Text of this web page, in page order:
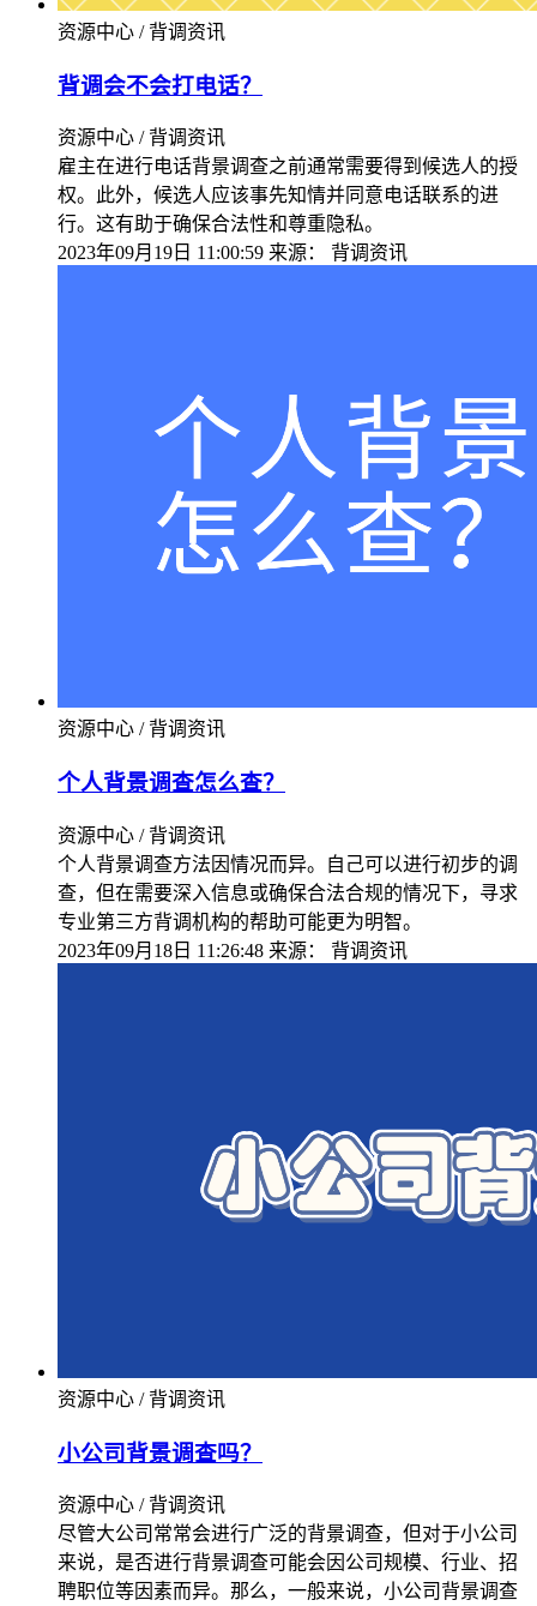
资源中心 / 背调资讯
背调会不会打电话？
资源中心 / 背调资讯
雇主在进行电话背景调查之前通常需要得到候选人的授
权。此外，候选人应该事先知情并同意电话联系的进
行。这有助于确保合法性和尊重隐私。
2023年09月19日 11:00:59 来源： 背调资讯
资源中心 / 背调资讯
个人背景调查怎么查？
资源中心 / 背调资讯
个人背景调查方法因情况而异。自己可以进行初步的调
查，但在需要深入信息或确保合法合规的情况下，寻求
专业第三方背调机构的帮助可能更为明智。
2023年09月18日 11:26:48 来源： 背调资讯
资源中心 / 背调资讯
小公司背景调查吗？
资源中心 / 背调资讯
尽管大公司常常会进行广泛的背景调查，但对于小公司
来说，是否进行背景调查可能会因公司规模、行业、招
聘职位等因素而异。那么，一般来说，小公司背景调查